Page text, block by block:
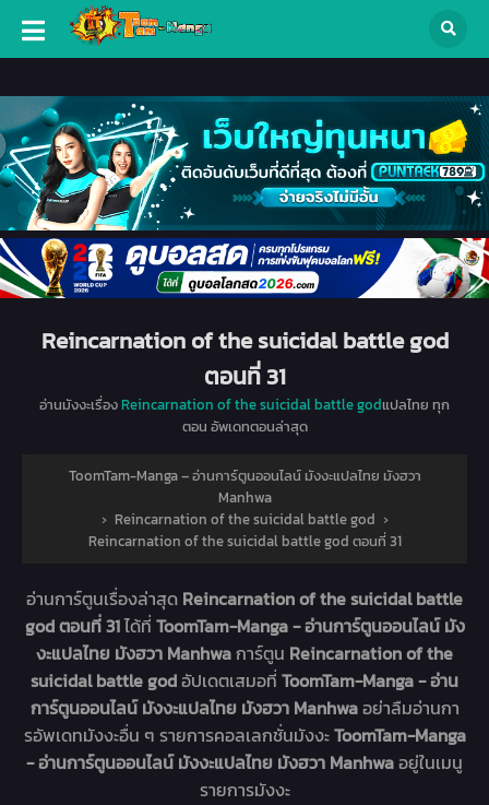
Reincarnation of the suicidal battle god
ตอนที่ 31
อ่านมังงะเรื่องReincarnation of the suicidal battle godแปลไทย ทุก
ตอน อัพเดทตอนล่าสุด
ToomTam-Manga – อ่านการ์ตูนออนไลน์ มังงะแปลไทย มังฮวา
Manhwa
› Reincarnation of the suicidal battle god ›
Reincarnation of the suicidal battle god ตอนที่ 31
อ่านการ์ตูนเรื่องล่าสุด Reincarnation of the suicidal battle
god ตอนที่ 31ได้ที่ ToomTam-Manga - อ่านการ์ตูนออนไลน์ มัง
งะแปลไทย มังฮวา Manhwaการ์ตูน Reincarnation of the
suicidal battle godอัปเดตเสมอที่ ToomTam-Manga - อ่าน
การ์ตูนออนไลน์ มังงะแปลไทย มังฮวา Manhwaอย่าลืมอ่านกา
รอัพเดทมังงะอื่น ๆ รายการคอลเลกชั่นมังงะToomTam-Manga
- อ่านการ์ตูนออนไลน์ มังงะแปลไทย มังฮวา Manhwaอยู่ในเมนู
รายการมังงะ